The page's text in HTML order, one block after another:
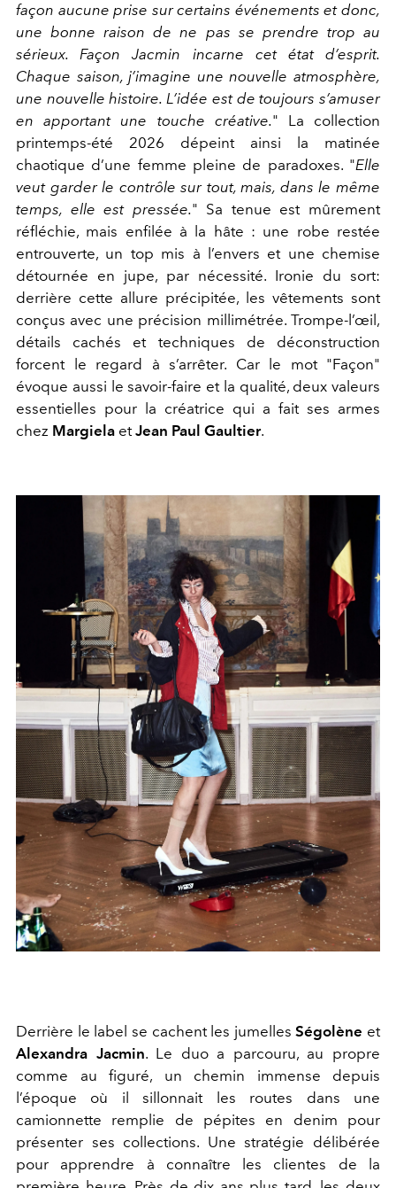
façon aucune prise sur certains événements et donc,
une bonne raison de ne pas se prendre trop au
sérieux. Façon Jacmin incarne cet état d’esprit.
Chaque saison, j’imagine une nouvelle atmosphère,
une nouvelle histoire. L’idée est de toujours s’amuser
en apportant une touche créative." La collection
printemps-été 2026 dépeint ainsi la matinée
chaotique d’une femme pleine de paradoxes. "Elle
veut garder le contrôle sur tout, mais, dans le même
temps, elle est pressée." Sa tenue est mûrement
réfléchie, mais enfilée à la hâte : une robe restée
entrouverte, un top mis à l’envers et une chemise
détournée en jupe, par nécessité. Ironie du sort:
derrière cette allure précipitée, les vêtements sont
conçus avec une précision millimétrée. Trompe-l’œil,
détails cachés et techniques de déconstruction
forcent le regard à s’arrêter. Car le mot "Façon"
évoque aussi le savoir-faire et la qualité, deux valeurs
essentielles pour la créatrice qui a fait ses armes
chez Margiela etJean Paul Gaultier.
Derrière le label se cachent les jumellesSégolène et
Alexandra Jacmin. Le duo a parcouru, au propre
comme au figuré, un chemin immense depuis
l’époque où il sillonnait les routes dans une
camionnette remplie de pépites en denim pour
présenter ses collections. Une stratégie délibérée
pour apprendre à connaître les clientes de la